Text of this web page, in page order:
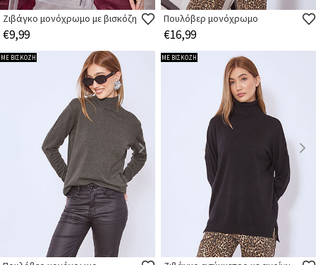
Ζιβάγκο μονόχρωμο με βισκόζη
€9,99
Πουλόβερ μονόχρωμο
€16,99
ΜΕ ΒΙΣΚΟΖΗ ΜΕ ΒΙΣΚΟΖΗ